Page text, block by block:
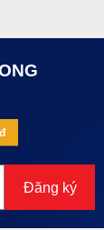
Đăng ký